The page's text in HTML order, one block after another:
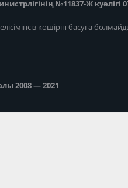
№11837-Ж куәлігі
көшіріп басуға
2008 — 2021